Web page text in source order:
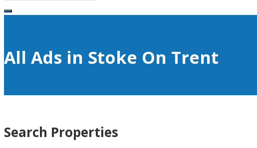
All Ads in Stoke On Trent
Search Properties